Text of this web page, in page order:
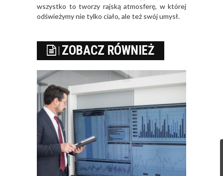
wszystko to tworzy rajską atmosferę, w której
odświeżymy nie tylko ciało, ale też swój umysł.
ZOBACZ RÓWNIEŻ